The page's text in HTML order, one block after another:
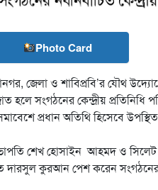
Photo Card
জেলা ও শাবিপ্রবি’র যৌথ
হলে সংগঠনের কেন্দ্রীয়
প্রধান অতিথি হিসেবে উপস্থিত
শেখ হোসাইন আহমদ ও
কুরআন পেশ করেন সংগঠনের